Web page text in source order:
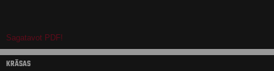
Sagatavot PDF!
KRĀSAS